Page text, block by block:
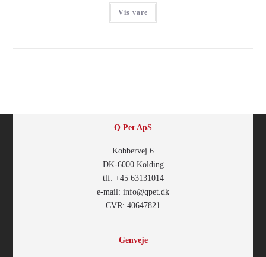
Vis vare
Q Pet ApS
Kobbervej 6
DK-6000 Kolding
tlf: +45 63131014
e-mail: info@qpet.dk
CVR: 40647821
Genveje